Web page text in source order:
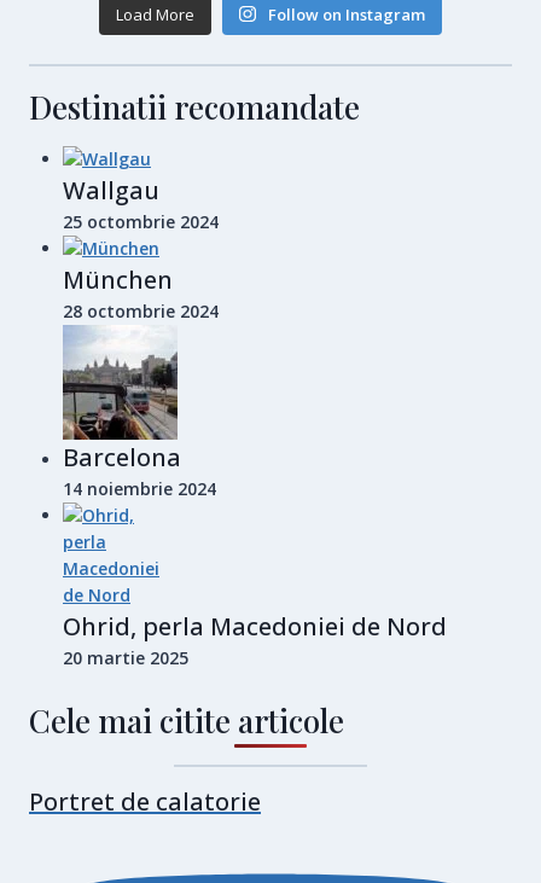
Load More Follow on Instagram
Destinatii recomandate
Wallgau
25 octombrie 2024
München
28 octombrie 2024
Barcelona
14 noiembrie 2024
Ohrid, perla Macedoniei de Nord
20 martie 2025
Cele mai citite articole
Portret de calatorie